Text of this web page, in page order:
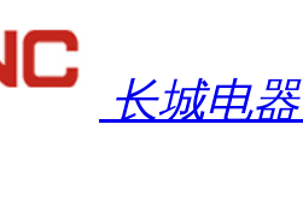
长城电器